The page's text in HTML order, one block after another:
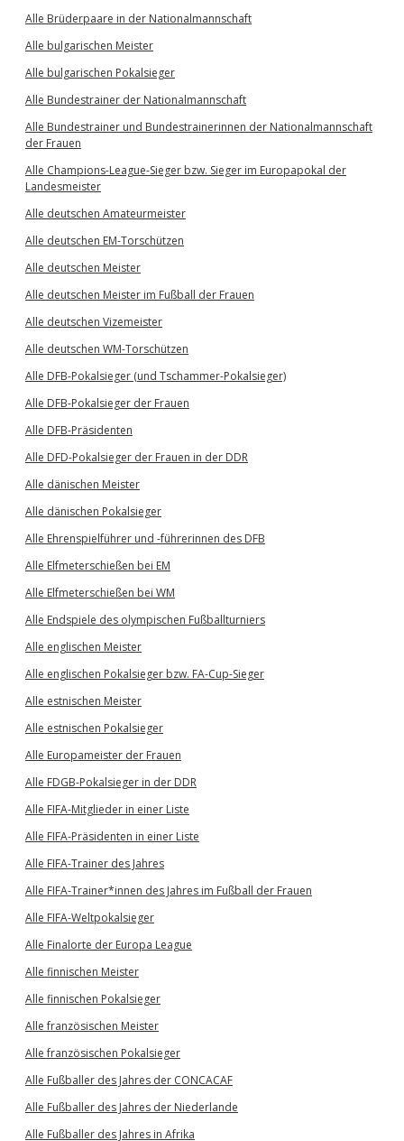
Alle Brüderpaare in der Nationalmannschaft
Alle bulgarischen Meister
Alle bulgarischen Pokalsieger
Alle Bundestrainer der Nationalmannschaft
Alle Bundestrainer und Bundestrainerinnen der Nationalmannschaft
der Frauen
Alle Champions-League-Sieger bzw. Sieger im Europapokal der
Landesmeister
Alle deutschen Amateurmeister
Alle deutschen EM-Torschützen
Alle deutschen Meister
Alle deutschen Meister im Fußball der Frauen
Alle deutschen Vizemeister
Alle deutschen WM-Torschützen
Alle DFB-Pokalsieger (und Tschammer-Pokalsieger)
Alle DFB-Pokalsieger der Frauen
Alle DFB-Präsidenten
Alle DFD-Pokalsieger der Frauen in der DDR
Alle dänischen Meister
Alle dänischen Pokalsieger
Alle Ehrenspielführer und -führerinnen des DFB
Alle Elfmeterschießen bei EM
Alle Elfmeterschießen bei WM
Alle Endspiele des olympischen Fußballturniers
Alle englischen Meister
Alle englischen Pokalsieger bzw. FA-Cup-Sieger
Alle estnischen Meister
Alle estnischen Pokalsieger
Alle Europameister der Frauen
Alle FDGB-Pokalsieger in der DDR
Alle FIFA-Mitglieder in einer Liste
Alle FIFA-Präsidenten in einer Liste
Alle FIFA-Trainer des Jahres
Alle FIFA-Trainer*innen des Jahres im Fußball der Frauen
Alle FIFA-Weltpokalsieger
Alle Finalorte der Europa League
Alle finnischen Meister
Alle finnischen Pokalsieger
Alle französischen Meister
Alle französischen Pokalsieger
Alle Fußballer des Jahres der CONCACAF
Alle Fußballer des Jahres der Niederlande
Alle Fußballer des Jahres in Afrika